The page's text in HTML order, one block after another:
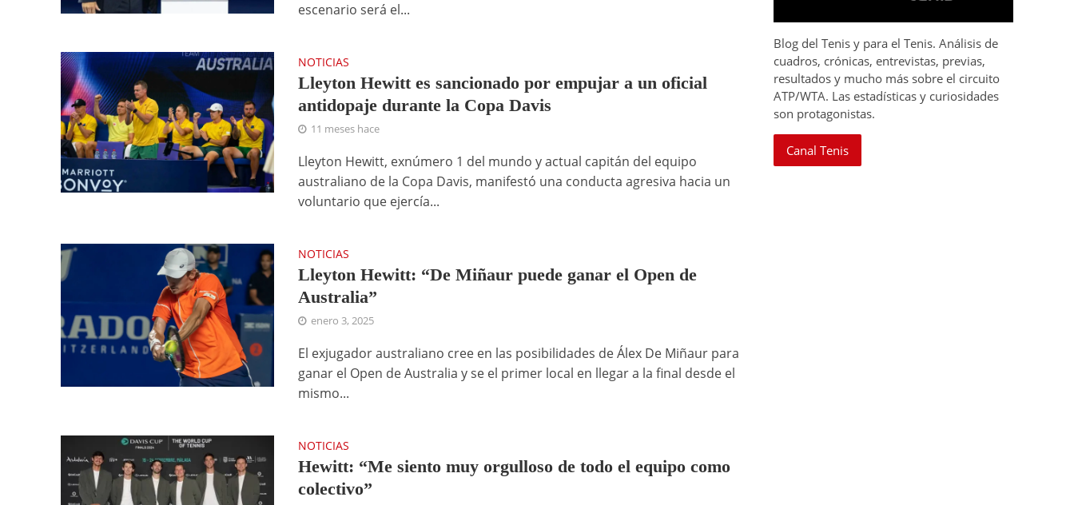
escenario será el...
NOTICIAS
Lleyton Hewitt es sancionado por empujar a un oficial
antidopaje durante la Copa Davis
11 meses hace
Lleyton Hewitt, exnúmero 1 del mundo y actual capitán del equipo
australiano de la Copa Davis, manifestó una conducta agresiva hacia un
voluntario que ejercía...
NOTICIAS
Lleyton Hewitt: “De Miñaur puede ganar el Open de
Australia”
enero 3, 2025
El exjugador australiano cree en las posibilidades de Álex De Miñaur para
ganar el Open de Australia y se el primer local en llegar a la final desde el
mismo...
NOTICIAS
Hewitt: “Me siento muy orgulloso de todo el equipo como
colectivo”
Blog del Tenis y para el Tenis. Análisis de
cuadros, crónicas, entrevistas, previas,
resultados y mucho más sobre el circuito
ATP/WTA. Las estadísticas y curiosidades
son protagonistas.
Canal Tenis